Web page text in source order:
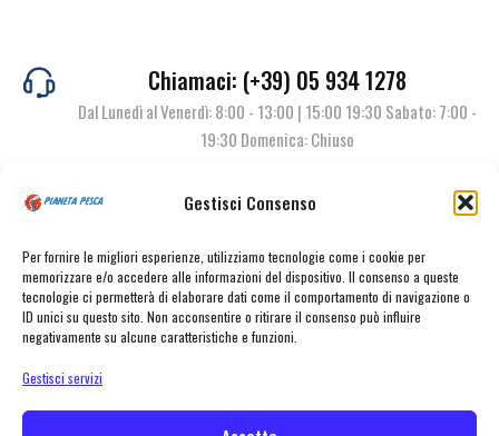
Gestisci Consenso
Per fornire le migliori esperienze, utilizziamo tecnologie come i cookie per
memorizzare e/o accedere alle informazioni del dispositivo. Il consenso a queste
tecnologie ci permetterà di elaborare dati come il comportamento di navigazione o
ID unici su questo sito. Non acconsentire o ritirare il consenso può influire
negativamente su alcune caratteristiche e funzioni.
Gestisci servizi
Chiamaci: (+39) 05 934 1278
Dal Lunedì al Venerdì: 8:00 - 13:00 | 15:00 19:30 Sabato: 7:00 -
19:30 Domenica: Chiuso